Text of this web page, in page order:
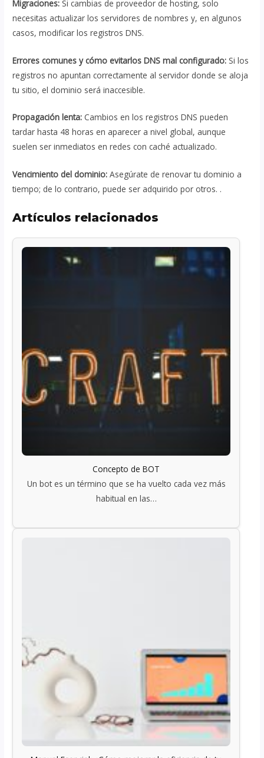
Migraciones: Si cambias de proveedor de hosting, solo
necesitas actualizar los servidores de nombres y, en algunos
casos, modificar los registros DNS.
Errores comunes y cómo evitarlos DNS mal configurado: Si los
registros no apuntan correctamente al servidor donde se aloja
tu sitio, el dominio será inaccesible.
Propagación lenta: Cambios en los registros DNS pueden
tardar hasta 48 horas en aparecer a nivel global, aunque
suelen ser inmediatos en redes con caché actualizado.
Vencimiento del dominio: Asegúrate de renovar tu dominio a
tiempo; de lo contrario, puede ser adquirido por otros. .
Artículos relacionados
Concepto de BOT
Un bot es un término que se ha vuelto cada vez más
habitual en las…